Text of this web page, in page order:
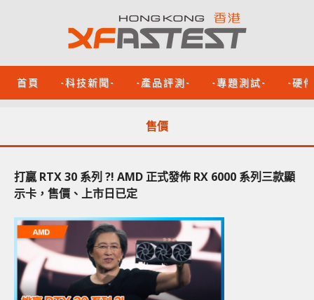
首頁 -科技新聞- -產品評測- -專題測試- -硬
售價
打贏 RTX 30 系列 ?! AMD 正式發佈 RX 6000 系列三款顯
示卡，售價、上市日已定